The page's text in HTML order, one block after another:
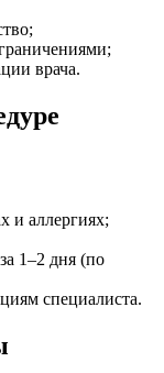
врача.
и аллергиях;
1–2 дня (по
специалиста.